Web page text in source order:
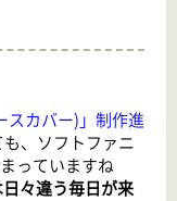
スカバー)」制作進
、ソフトファニ
っていますね
々違う毎日が来